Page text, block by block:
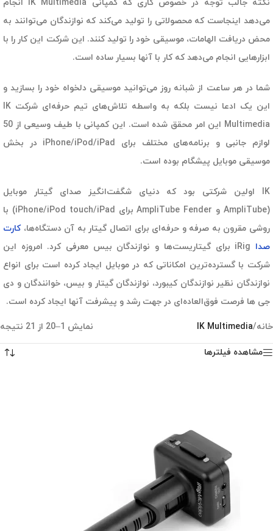
نکته جالب توجه در خصوص کاری که کمپانی IK Multimedia انجام
می‌دهد اینجاست که محصولاتی را تولید می‌کند که نوازندگان می‌توانند به
محض دریافت الهامات، موسیقی خود را تولید کنند. این شرکت این کار را با
ابزارهایی انجام می‌دهد که کار با آنها بسیار ساده است.
شما در هر ساعت از شبانه روز می‌توانید موسیقی دلخواه خود را بسازید و
این یک ادعا نیست بلکه به واسطه تلاش‌های تیم حرفه‌ای شرکت IK
Multimedia این امر محقق شده است. این کمپانی با طیف وسیعی از 50
لوازم جانبی و برنامه‌های مختلف برای iPhone/iPod/iPad در بخش
موسیقی موبایل پیشگام بوده است.
IK اولین شرکتی بود که دنیای شگفت‌انگیز صدای گیتار موبایل
(AmpliTube و AmpliTube Fender برای iPhone/iPod touch/iPad) با
روشی مقرون به صرفه و حرفه‌ای برای اتصال گیتار به آن دستگاه‌ها،کارت
صدا
iRig برای گیتاریست‌ها و نوازندگان بیس معرفی کرد. امروزه این
شرکت با گسترده‌ترین امکاناتی که در موبایل ایجاد کرده است برای انواع
نوازندگان نظیر نوازندگان کیبورد، نوازندگان گیتار و بیس، خوانندگان و دی
جی ها فرصت فوق‌العاده‌ای در جهت رشد و پیشرفت آنها ایجاد کرده است.
خانه/
IK Multimedia نمایش 1–20 از 21 نتیجه
مشاهده فیلترها